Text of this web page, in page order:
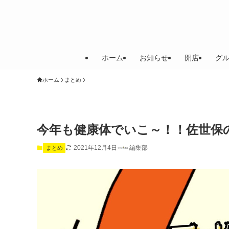
ホーム お知らせ 開店 グ
ホーム まとめ
今年も健康体でいこ～！！佐世
まとめ 2021年12月4日 編集部